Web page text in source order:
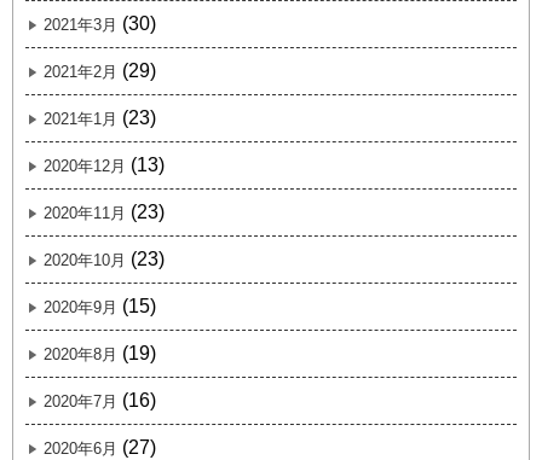
2021年3月 (30)
2021年2月 (29)
2021年1月 (23)
2020年12月 (13)
2020年11月 (23)
2020年10月 (23)
2020年9月 (15)
2020年8月 (19)
2020年7月 (16)
2020年6月 (27)